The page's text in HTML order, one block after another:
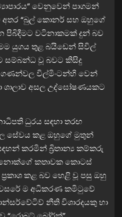
වෙනුවෙන් පාගමන්
අතර “බුල් කොනර් සහ ඔහුගේ
පිබිදීමට වටිනාකමක් දුන් බව
යුගය තුළ බයිඩෙන් සිවිල්
සම්බන්ධ වූ බවට කිසිදු
ගණන්වල විල්මිංටන්හි වෙන්
ශාලාව අසල උද්ඝෝෂණයකට
ධුරය සඳහා තරඟ
සේවය කළ ඔහුගේ මුතුන්
කරමින් බ්‍රිතාන්‍ය කම්කරු
කතාවක කොටස්
කළ බව හෙළි වූ පසු ඔහු
ම අධිකරණ කමිටුවේ
නීති විශාරදයකු හා